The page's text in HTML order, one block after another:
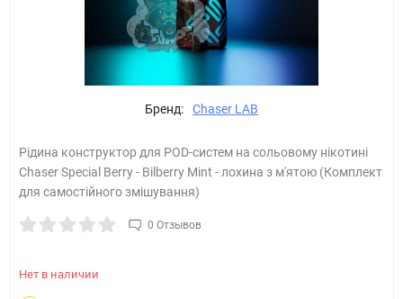
Бренд: Chaser LAB
Рідина конструктор для POD-систем на сольовому нікотині
Chaser Special Berry - Bilberry Mint - лохина з м'ятою (Комплект
для самостійного змішування)
0 Отзывов
Нет в наличии